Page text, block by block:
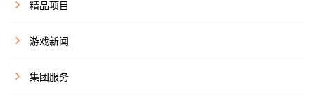
精品项目
游戏新闻
集团服务